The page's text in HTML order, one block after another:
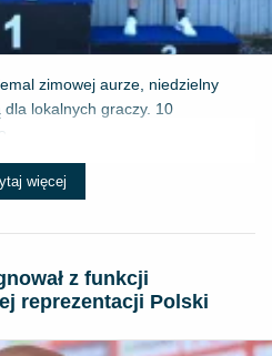
zimowej aurze, niedzielny
dla lokalnych graczy. 10
...
więcej
z funkcji
reprezentacji Polski